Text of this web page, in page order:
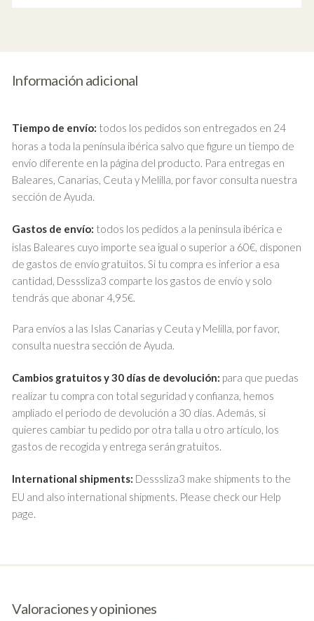
Información adicional
Tiempo de envío: todos los pedidos son entregados en 24
horas a toda la península ibérica salvo que figure un tiempo de
envío diferente en la página del producto. Para entregas en
Baleares, Canarias, Ceuta y Melilla, por favor consulta nuestra
sección de Ayuda.
Gastos de envío: todos los pedidos a la península ibérica e
islas Baleares cuyo importe sea igual o superior a 60€, disponen
de gastos de envío gratuitos. Si tu compra es inferior a esa
cantidad, Desssliza3 comparte los gastos de envío y solo
tendrás que abonar 4,95€.
Para envíos a las Islas Canarias y Ceuta y Melilla, por favor,
consulta nuestra sección de Ayuda.
Cambios gratuitos y 30 días de devolución: para que puedas
realizar tu compra con total seguridad y confianza, hemos
ampliado el periodo de devolución a 30 días. Además, si
quieres cambiar tu pedido por otra talla u otro artículo, los
gastos de recogida y entrega serán gratuitos.
International shipments: Desssliza3 make shipments to the
EU and also international shipments. Please check our Help
page.
Valoraciones y opiniones